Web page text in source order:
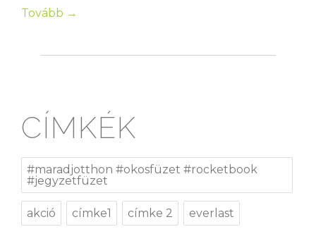
Tovább →
CÍMKÉK
#maradjotthon #okosfüzet #rocketbook
#jegyzetfüzet
akció címke1 címke 2 everlast